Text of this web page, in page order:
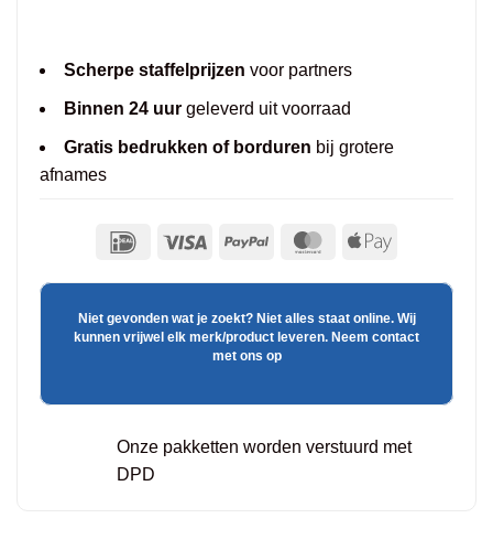
Scherpe staffelprijzen voor partners
Binnen 24 uurgeleverd uit voorraad
Gratis bedrukken of borduren bij grotere
afnames
Niet gevonden wat je zoekt? Niet alles staat online. Wij
kunnen vrijwel elk merk/product leveren. Neem contact
met ons op
Onze pakketten worden verstuurd met
DPD